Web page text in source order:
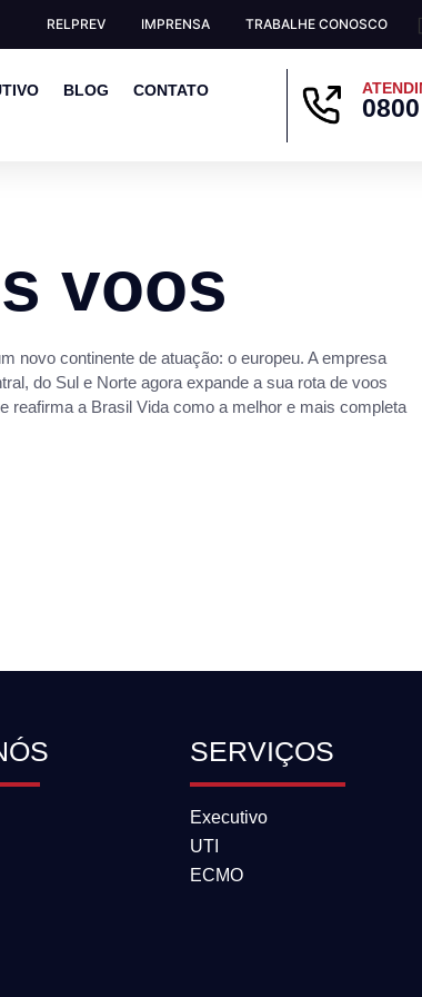
RELPREV IMPRENSA TRABALHE CONOSCO
BLOG CONTATO
voos
novo continente de atuação: o europeu. A empresa
do Sul e Norte agora expande a sua rota de voos
reafirma a Brasil Vida como a melhor e mais completa
SERVIÇOS
Executivo
UTI
ECMO